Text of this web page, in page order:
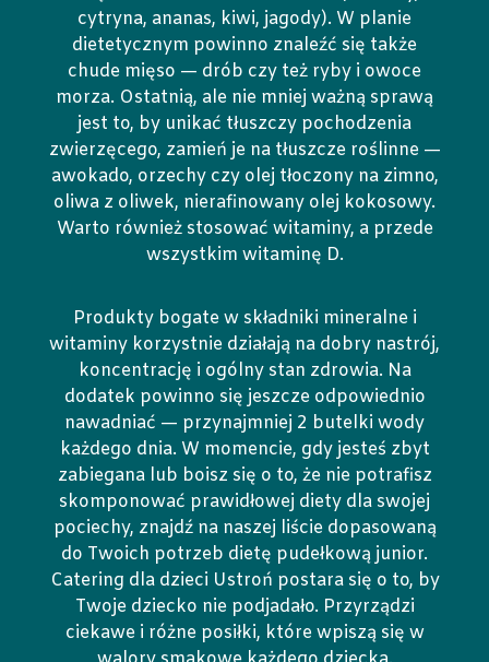
cytryna, ananas, kiwi, jagody). W planie
dietetycznym powinno znaleźć się także
chude mięso — drób czy też ryby i owoce
morza. Ostatnią, ale nie mniej ważną sprawą
jest to, by unikać tłuszczy pochodzenia
zwierzęcego, zamień je na tłuszcze roślinne —
awokado, orzechy czy olej tłoczony na zimno,
oliwa z oliwek, nierafinowany olej kokosowy.
Warto również stosować witaminy, a przede
wszystkim witaminę D.
Produkty bogate w składniki mineralne i
witaminy korzystnie działają na dobry nastrój,
koncentrację i ogólny stan zdrowia. Na
dodatek powinno się jeszcze odpowiednio
nawadniać — przynajmniej 2 butelki wody
każdego dnia. W momencie, gdy jesteś zbyt
zabiegana lub boisz się o to, że nie potrafisz
skomponować prawidłowej diety dla swojej
pociechy, znajdź na naszej liście dopasowaną
do Twoich potrzeb dietę pudełkową junior.
Catering dla dzieci Ustroń postara się o to, by
Twoje dziecko nie podjadało. Przyrządzi
ciekawe i różne posiłki, które wpiszą się w